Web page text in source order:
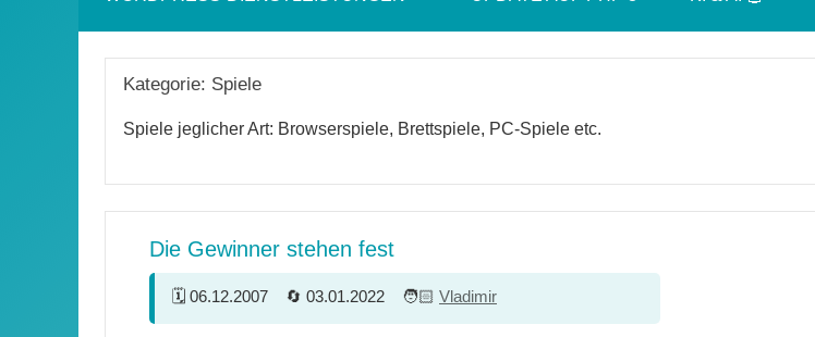
Kategorie: Spiele
Spiele jeglicher Art: Browserspiele, Brettspiele, PC-Spiele etc.
Die Gewinner stehen fest
06.12.2007 03.01.2022 Vladimir